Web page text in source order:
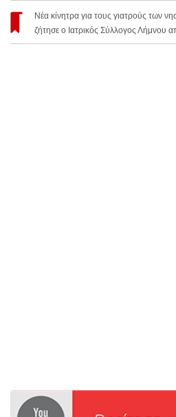
Νέα κίνητρα για τους γιατρούς των
ζήτησε ο Ιατρικός Σύλλογος Λήμνου